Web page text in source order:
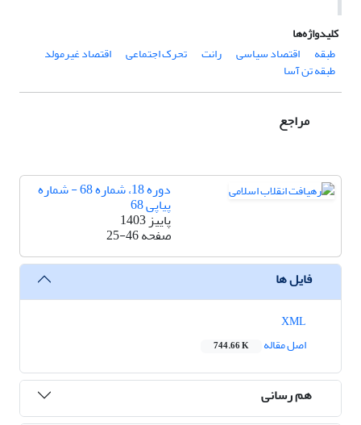
کلیدواژه‌ها
طبقه
اقتصاد سیاسی رانت تحرک اجتماعی اقتصاد غیرمولد
طبقه تن آسا
مراجع
دوره 18، شماره 68 - شماره
پیاپی 68
پاییز 1403
صفحه25-46
فایل ها
اصل مقاله
744.66 K
هم رسانی